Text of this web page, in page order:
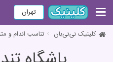
تهران
کلینیک نی‌نی‌بان تناسب اندام و